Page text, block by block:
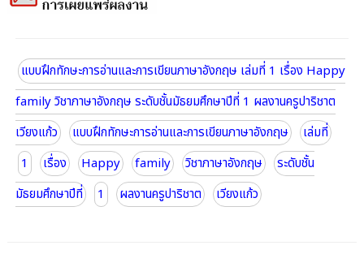
แบบฝึกทักษะการอ่านและการเขียนภาษาอังกฤษ เล่มที่ 1 เรื่อง Happy
family วิชาภาษาอังกฤษ ระดับชั้นมัธยมศึกษาปีที่ 1 ผลงานครูปาริชาต
เวียงแก้ว
แบบฝึกทักษะการอ่านและการเขียนภาษาอังกฤษ
เล่มที่
1
เรื่อง Happy family วิชาภาษาอังกฤษ
ระดับชั้น
มัธยมศึกษาปีที่
1 ผลงานครูปาริชาต เวียงแก้ว